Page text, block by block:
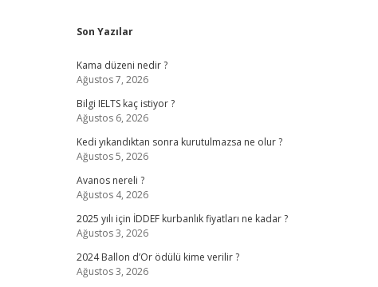
Sidebar
Son Yazılar
Kama düzeni nedir ?
Ağustos 7, 2026
Bilgi IELTS kaç istiyor ?
Ağustos 6, 2026
Kedi yıkandıktan sonra kurutulmazsa ne olur ?
Ağustos 5, 2026
Avanos nereli ?
Ağustos 4, 2026
2025 yılı için İDDEF kurbanlık fiyatları ne kadar ?
Ağustos 3, 2026
2024 Ballon d’Or ödülü kime verilir ?
Ağustos 3, 2026
betciBetexper giriş adresi